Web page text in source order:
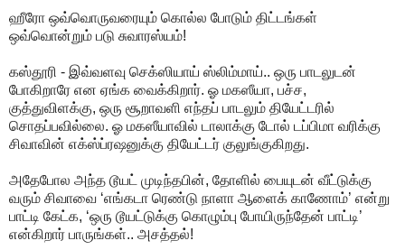
ஹீரோ ஒவ்வொருவரையும் கொல்ல போடும் திட்டங்கள்
ஒவ்வொன்றும் படு சுவாரஸ்யம்!
கஸ்தூரி - இவ்வளவு செக்ஸியாய் ஸ்லிம்மாய்.. ஒரு பாடலுடன்
போகிறாரே என ஏங்க வைக்கிறார். ஓ மகஸீயா, பச்ச,
குத்துவிளக்கு, ஒரு சூறாவளி எந்தப் பாடலும் தியேட்டரில்
சொதப்பவில்லை. ஓ மகஸீயாவில் டாலாக்கு டோல் டப்பிமா வரிக்கு
சிவாவின் எக்ஸ்ப்ரஷனுக்கு தியேட்டர் குலுங்குகிறது.
அதேபோல அந்த டூயட் முடிந்தபின், தோளில் பையுடன் வீட்டுக்கு
வரும் சிவாவை ‘எங்கடா ரெண்டு நாளா ஆளைக் காணோம்’ என்று
பாட்டி கேட்க, ‘ஒரு டூயட்டுக்கு கொழும்பு போயிருந்தேன் பாட்டி’
என்கிறார் பாருங்கள்.. அசத்தல்!